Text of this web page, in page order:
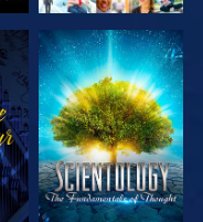
СМОТРЕТЬ
ПЕРЕДАЧИ